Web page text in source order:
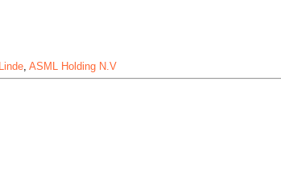
Linde ASML Holding N.V